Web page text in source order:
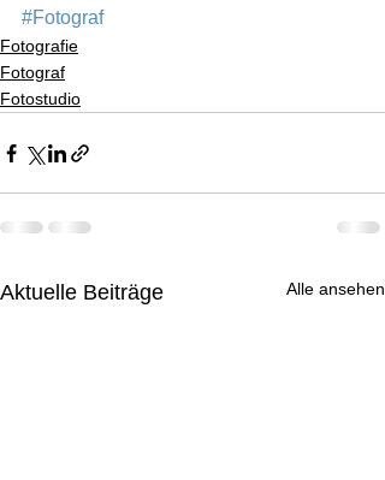
#Fotograf
Fotografie
Fotograf
Fotostudio
Aktuelle Beiträge Alle ansehen